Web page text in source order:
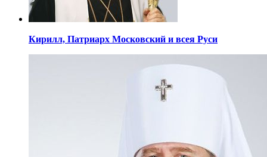
Кирилл, Патриарх Московский и всея Руси